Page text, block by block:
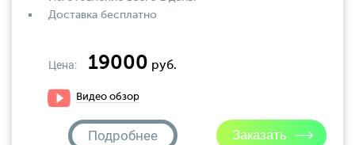
Доставка бесплатно
Цена: 19000 руб.
Видео обзор
Подробнее